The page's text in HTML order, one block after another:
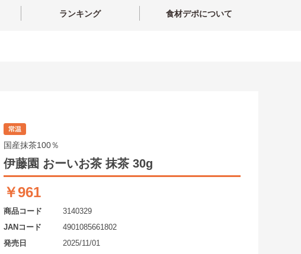
ランキング 食材デポについて
国産抹茶100％
伊藤園 おーいお茶 抹茶 30g
￥961
商品コード
3140329
JANコード
4901085661802
発売日
2025/11/01